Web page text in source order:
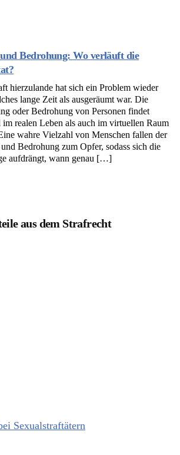
Bedrohung: Wo verläuft die
hierzulande hat sich ein Problem wieder
lange Zeit als ausgeräumt war. Die
oder Bedrohung von Personen findet
realen Leben als auch im virtuellen Raum
wahre Vielzahl von Menschen fallen der
Bedrohung zum Opfer, sodass sich die
aufdrängt, wann genau […]
aus dem Strafrecht
Sexualstraftätern